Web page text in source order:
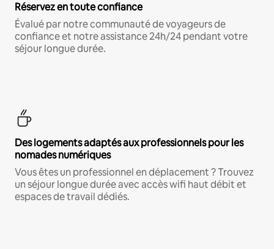
Réservez en toute confiance
Évalué par notre communauté de voyageurs de
confiance et notre assistance 24h/24 pendant votre
séjour longue durée.
Des logements adaptés aux professionnels pour les
nomades numériques
Vous êtes un professionnel en déplacement ? Trouvez
un séjour longue durée avec accès wifi haut débit et
espaces de travail dédiés.